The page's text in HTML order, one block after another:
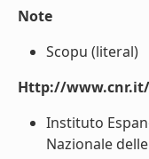
Note
Scopu (literal)
Http://
Instituto
Nazionale